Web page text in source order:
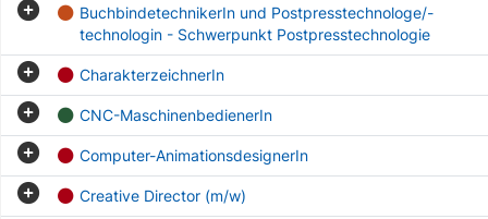
BuchbindetechnikerIn und Postpresstechnologe/-
technologin - Schwerpunkt Postpresstechnologie
CharakterzeichnerIn
CNC-MaschinenbedienerIn
Computer-AnimationsdesignerIn
Creative Director (m/w)